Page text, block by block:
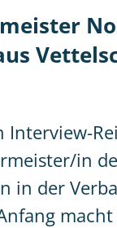
Interview-
in
in der